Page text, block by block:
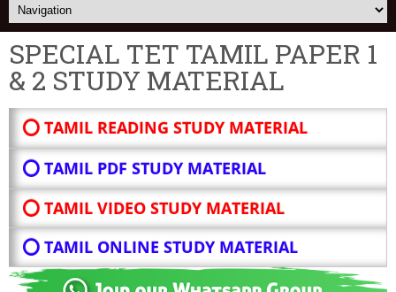
SPECIAL TET TAMIL PAPER 1
& 2 STUDY MATERIAL
⭕ TAMIL READING STUDY MATERIAL
⭕ TAMIL PDF STUDY MATERIAL
⭕ TAMIL VIDEO STUDY MATERIAL
⭕ TAMIL ONLINE STUDY MATERIAL